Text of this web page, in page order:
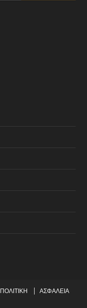
ΠΟΛΙΤΙΚΗ
ΑΣΦΑΛΕΙΑ